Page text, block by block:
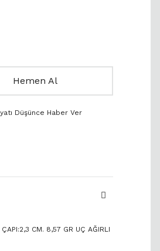
Hemen Al
Düşünce Haber Ver
CM. 8,57 GR UÇ AĞIRLI